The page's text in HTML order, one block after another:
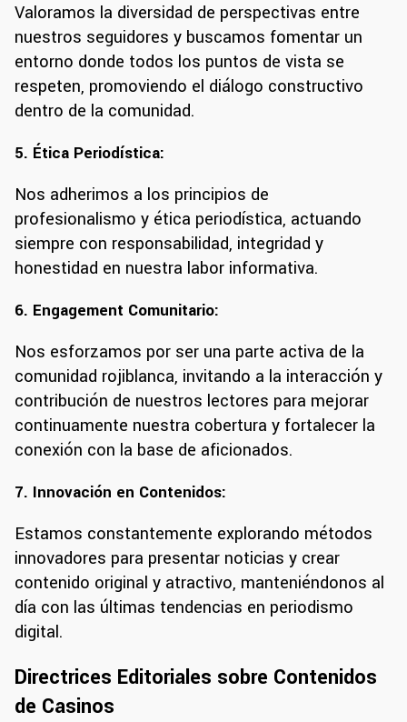
Valoramos la diversidad de perspectivas entre
nuestros seguidores y buscamos fomentar un
entorno donde todos los puntos de vista se
respeten, promoviendo el diálogo constructivo
dentro de la comunidad.
5. Ética Periodística:
Nos adherimos a los principios de
profesionalismo y ética periodística, actuando
siempre con responsabilidad, integridad y
honestidad en nuestra labor informativa.
6. Engagement Comunitario:
Nos esforzamos por ser una parte activa de la
comunidad rojiblanca, invitando a la interacción y
contribución de nuestros lectores para mejorar
continuamente nuestra cobertura y fortalecer la
conexión con la base de aficionados.
7. Innovación en Contenidos:
Estamos constantemente explorando métodos
innovadores para presentar noticias y crear
contenido original y atractivo, manteniéndonos al
día con las últimas tendencias en periodismo
digital.
Directrices Editoriales sobre Contenidos
de Casinos